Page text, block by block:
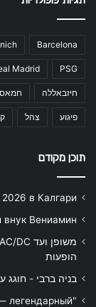
Barcelona
PSG
Madrid
חיזבאללה חמאס
פיגוע צהל
תוכן מקודם
в Калгари
внук Вениамин
הופעות
בניה ברבי - חוגג עשור על
легендарный